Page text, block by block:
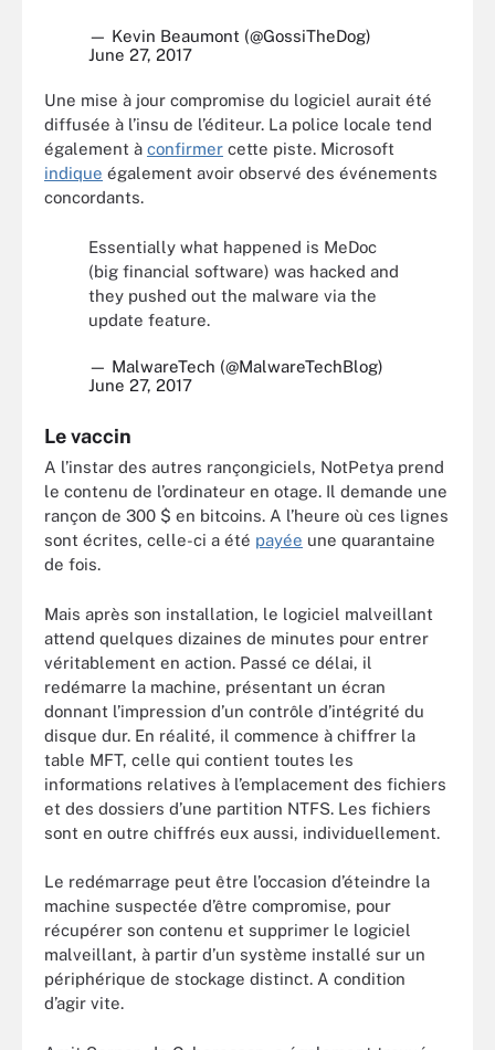
— Kevin Beaumont (@GossiTheDog)
June 27, 2017
Une mise à jour compromise du logiciel aurait été
diffusée à l’insu de l’éditeur. La police locale tend
également à confirmer cette piste. Microsoft
indique également avoir observé des événements
concordants.
Essentially what happened is MeDoc
(big financial software) was hacked and
they pushed out the malware via the
update feature.
— MalwareTech (@MalwareTechBlog)
June 27, 2017
Le vaccin
A l’instar des autres rançongiciels, NotPetya prend
le contenu de l’ordinateur en otage. Il demande une
rançon de 300 $ en bitcoins. A l’heure où ces lignes
sont écrites, celle-ci a été payée une quarantaine
de fois.
Mais après son installation, le logiciel malveillant
attend quelques dizaines de minutes pour entrer
véritablement en action. Passé ce délai, il
redémarre la machine, présentant un écran
donnant l’impression d’un contrôle d’intégrité du
disque dur. En réalité, il commence à chiffrer la
table MFT, celle qui contient toutes les
informations relatives à l’emplacement des fichiers
et des dossiers d’une partition NTFS. Les fichiers
sont en outre chiffrés eux aussi, individuellement.
Le redémarrage peut être l’occasion d’éteindre la
machine suspectée d’être compromise, pour
récupérer son contenu et supprimer le logiciel
malveillant, à partir d’un système installé sur un
périphérique de stockage distinct. A condition
d’agir vite.